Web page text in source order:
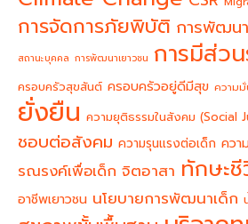
การจัดการภัยพิบัติ การพัฒน
สถานะบุคคล การพัฒนาเยาวชน การมีส่ว
ครอบครัวสุขสันต์ ครอบครัวอยู่ดีมีสุข ความ
ยั่งยืน ความยุติธรรมในสังคม (Social
ชอบต่อสังคม ความรุนแรงต่อเด็ก ควา
รณรงค์เพื่อเด็ก จิตอาสา ทักษะชี
อาชีพเยาวชน นโยบายการพัฒนาเด็ก